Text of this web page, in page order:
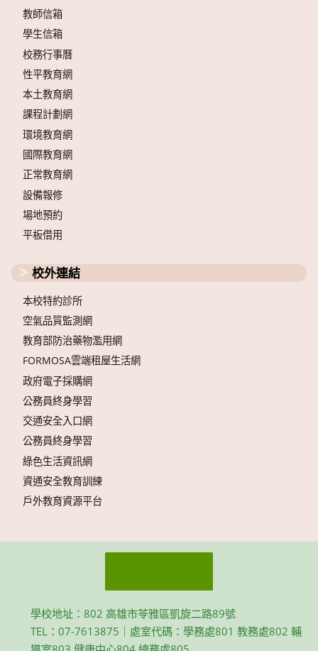
教師信箱
學生信箱
校務行事曆
性平教育網
本土教育網
課程計劃網
環境教育網
國際教育網
正常教育網
設備報修
場地預約
平板借用
校外連結
本校特約診所
空氣品質監測網
教育部防治藥物濫用網
FORMOSA雲端租屋生活網
政府電子採購網
公務員終身學習
交通安全入口網
公務員終身學習
綠色生活資訊網
資通安全教育訓練
戶外教育資源平台
學校地址：802 高雄市苓雅區凱旋二路89號
TEL：07-7613875｜處室代碼：學務處801 教務處802 輔